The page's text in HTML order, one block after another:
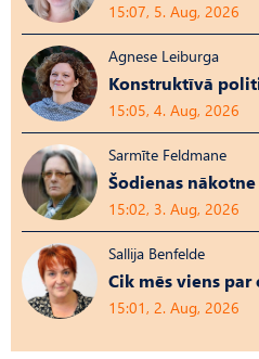
15:07, 5. Aug, 2026
Agnese Leiburga
Konstruktīvā
15:05, 4. Aug, 2026
Sarmīte Feldmane
Šodienas
15:02, 3. Aug, 2026
Sallija Benfelde
Cik mēs viens
15:01, 2. Aug, 2026